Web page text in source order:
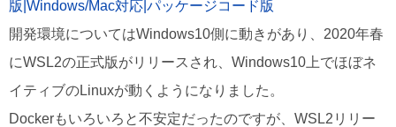
版|Windows/Mac対応|パッケージコード版
開発環境についてはWindows10側に動きがあり、2020年春
にWSL2の正式版がリリースされ、Windows10上でほぼネ
イティブのLinuxが動くようになりました。
Dockerもいろいろと不安定だったのですが、WSL2リリー